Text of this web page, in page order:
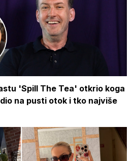
'Spill The Tea' otkrio koga
na pusti otok i tko najviše